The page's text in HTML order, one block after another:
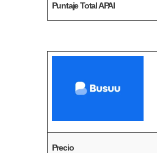
Puntaje Total APAI
Precio